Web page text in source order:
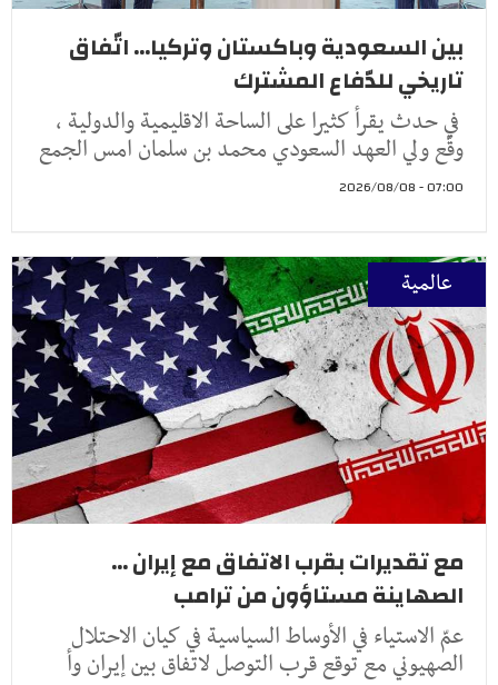
بين السعودية وباكستان وتركيا... اتّفاق
تاريخي للدّفاع المشترك
في حدث يقرأ كثيرا على الساحة الاقليمية والدولية ،
وقّع ولي العهد السعودي محمد بن سلمان امس الجمع
07:00 - 2026/08/08
عالمية
مع تقديرات بقرب الاتفاق مع إيران ...
الصهاينة مستاؤون من ترامب
عمّ الاستياء في الأوساط السياسية في كيان الاحتلال
الصهيوني مع توقع قرب التوصل لاتفاق بين إيران وأ